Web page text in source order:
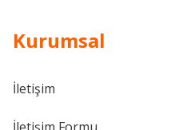
Kurumsal
İletişim